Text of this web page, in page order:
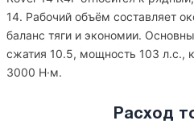
14. Рабочий объём составляет
баланс тяги и экономии.
сжатия 10.5, мощность 103 л.с.,
3000 Н·м.
Расход